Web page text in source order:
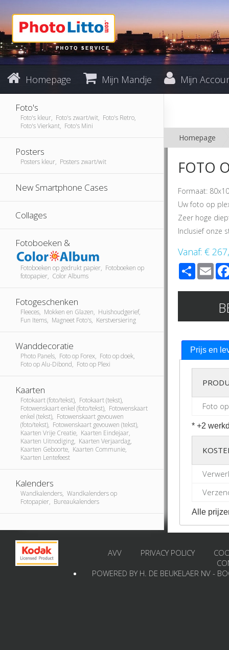
Homepage Mijn Mandje Mijn
Foto's
Foto's kleur, Foto's zwart/wit, Foto's Retro,
Foto's Vierkant, Foto's Mini
Posters
Posters kleur, Posters zwart/wit
New Smartphone Cases
Collages
Fotoboeken &
Fotoboeken op gedrukt papier, Fotoboeken op
fotopapier, Color Albums
Fotogeschenken
Fleeces, Mokken en Glazen, Huishoudgerief,
Fun Items, Magneet Foto's, Kerstversiering
Wanddecoratie
Photo Panels, Foto op Forex, Foto op doek,
Foto op Alu-Dibond, Foto op Plexi
Kaarten
Fotokaart (foto/tekst), Fotokaart (tekst),
Fotowenskaart enkel (foto/tekst), Fotowenskaart
enkel (tekst), Fotowenskaart gevouwen
(foto/tekst), Fotowenskaart gevouwen (tekst),
Kaarten Vrije Creatie, Kaarten Eindejaar,
Kaarten Uitnodiging, Kaarten Verjaardag,
Kaarten Geboorte, Kaarten Communie,
Kaarten Lentefeest
Kalenders
Wandkalenders, Wandkalenders op
Fotopapier, Bureaukalenders
Homepage
FOTO
Formaat:
Uw foto op
Zeer hoge
Inclusief onze
Vanaf:€
Share
Prijs en
Foto
* +2
Alle
AVV PRIVACY POLICY
POWERED BY H. DE BEUKELAER NV -